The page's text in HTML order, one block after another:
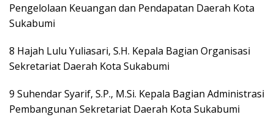
Pengelolaan Keuangan dan Pendapatan Daerah Kota
Sukabumi
8 Hajah Lulu Yuliasari, S.H. Kepala Bagian Organisasi
Sekretariat Daerah Kota Sukabumi
9 Suhendar Syarif, S.P., M.Si. Kepala Bagian Administrasi
Pembangunan Sekretariat Daerah Kota Sukabumi